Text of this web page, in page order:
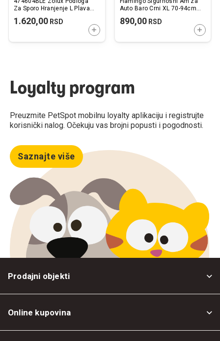
Za Sporo Hranjenje L Plava
1.620,00 RSD
DODAJTE U KORPU
Auto Baro Crni XL 70-94cm /
890,00RSD
Loyalty program
Preuzmite PetSpot mobilnu loyalty aplikaciju i registrujte
korisnički nalog. Očekuju vas brojni popusti i pogodnosti.
Saznajte više
Prodajni objekti
Online kupovina